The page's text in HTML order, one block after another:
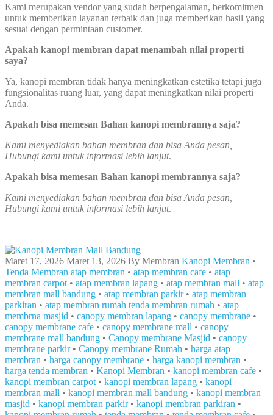
Kami merupakan vendor yang sudah berpengalaman, berkomitmen
untuk memberikan layanan terbaik dan juga memberikan hasil yang
sesuai dengan permintaan customer.
Apakah kanopi membran dapat menambah nilai properti
saya?
Ya, kanopi membran tidak hanya meningkatkan estetika tetapi juga
fungsionalitas ruang luar, yang dapat meningkatkan nilai properti
Anda.
Apakah bisa memesan Bahan kanopi membrannya saja?
Kami menyediakan bahan membran dan bisa Anda pesan,
Hubungi kami untuk informasi lebih lanjut.
Apakah bisa memesan Bahan kanopi membrannya saja?
Kami menyediakan bahan membran dan bisa Anda pesan,
Hubungi kami untuk informasi lebih lanjut.
Maret 17, 2026 Maret 13, 2026 By Membran Kanopi Membran •
Tenda Membran atap membran • atap membran cafe • atap
membran carpot • atap membran lapang • atap membran mall • atap
membran mall bandung • atap membran parkir• atap membran
parkiran • atap membran rumah tenda membran rumah • atap
membrna masjid • canopy membran lapang • canopy membrane •
canopy membrane cafe • canopy membrane mall • canopy
membrane mall bandung • Canopy membrane Masjid • canopy
membrane parkir• Canopy membrane Rumah • harga atap
membran • harga canopy membrane • harga kanopi membran •
harga tenda membran • Kanopi Membran • kanopi membran cafe •
kanopi membran carpot • kanopi membran lapang • kanopi
membran mall • kanopi membran mall bandung • kanopi membran
masjid • kanopi membran parkir• kanopi membran parkiran •